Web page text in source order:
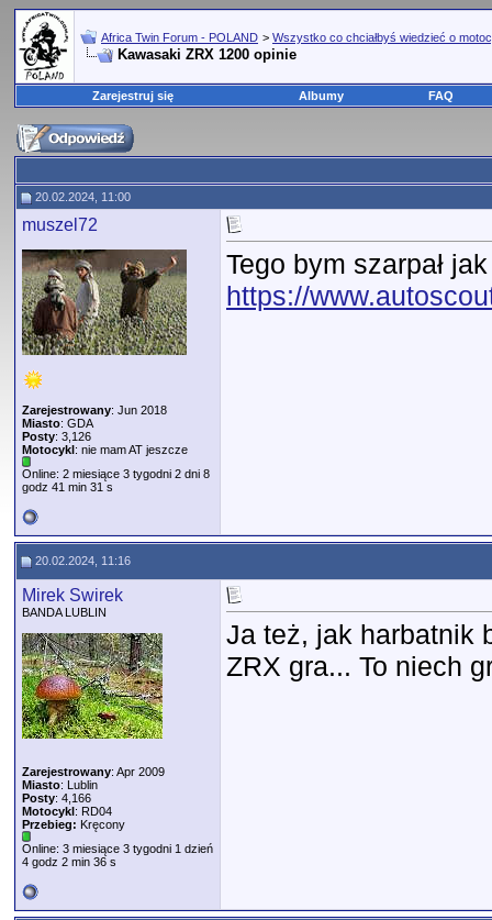
Africa Twin Forum - POLAND > Wszystko co chciałbyś wiedzieć o
Kawasaki ZRX 1200 opinie
Zarejestruj się Albumy FAQ
20.02.2024, 11:00
muszel72
Zarejestrowany: Jun 2018
Miasto: GDA
Posty: 3,126
Motocykl: nie mam AT jeszcze
Online: 2 miesiące 3 tygodni 2 dni 8
godz 41 min 31 s
Tego bym szarpał
https://
20.02.2024, 11:16
Mirek Swirek
BANDA LUBLIN
Zarejestrowany: Apr 2009
Miasto: Lublin
Posty: 4,166
Motocykl: RD04
Przebieg: Kręcony
Online: 3 miesiące 3 tygodni 1 dzień
4 godz 2 min 36 s
Ja też, jak harbatnik
ZRX gra... To niech